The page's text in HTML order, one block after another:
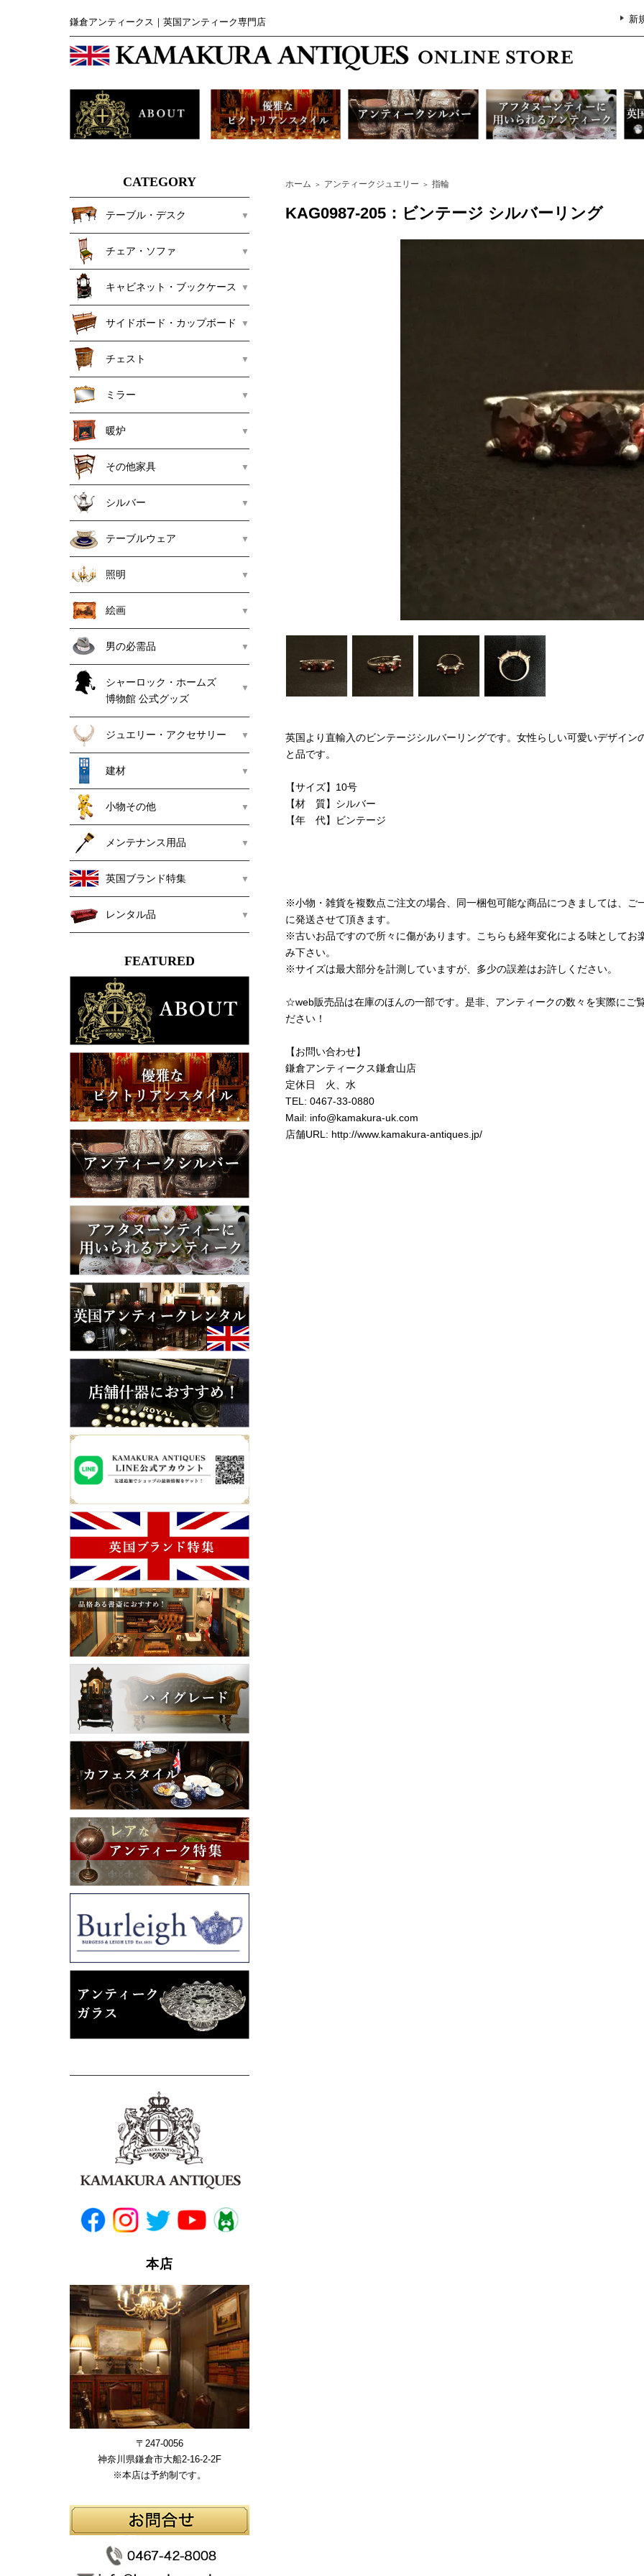
鎌倉アンティークス｜英国アンティーク専門店 新
CATEGORY
テーブル・デスク
チェア・ソファ
キャビネット・ブックケース
サイドボード・カップボード
チェスト
ミラー
暖炉
その他家具
シルバー
テーブルウェア
照明
絵画
男の必需品
シャーロック・ホームズ
博物館 公式グッズ
ジュエリー・アクセサリー
建材
小物その他
メンテナンス用品
英国ブランド特集
レンタル品
FEATURED
本店
〒247-0056
神奈川県鎌倉市大船2-16-2-2F
※本店は予約制です。
ホーム ＞ アンティークジュエリー ＞ 指輪
KAG0987-205：ビンテージ シルバーリング
英国より直輸入のビンテージシルバーリングです。女性らしい可愛いデザイン
と品です。
【サイズ】10号
【材 質】シルバー
【年 代】ビンテージ
※小物・雑貨を複数点ご注文の場合、同一梱包可能な商品につきましては、ご
に発送させて頂きます。
※古いお品ですので所々に傷があります。こちらも経年変化による味としてお
み下さい。
※サイズは最大部分を計測していますが、多少の誤差はお許しください。
☆web販売品は在庫のほんの一部です。是非、アンティークの数々を実際にご
ださい！
【お問い合わせ】
鎌倉アンティークス鎌倉山店
定休日 火、水
TEL: 0467-33-0880
Mail: info@kamakura-uk.com
店舗URL: http://www.kamakura-antiques.jp/